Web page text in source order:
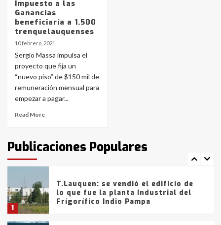
Impuesto a las
Ganancias
beneficiaría a 1.500
trenquelauquenses
10 febrero, 2021
Sergio Massa impulsa el
proyecto que fija un
“nuevo piso” de $150 mil de
remuneración mensual para
empezar a pagar...
Read More
Publicaciones Populares
5
Los precios de los combustibles en
La Pampa, desde YPF hasta Axion
entre 857 a 1338 pesos
6
La Bolsa de Cereales de Bahía
Blanca anticipa que Agosto vendrá
con lluvias y heladas, en gran parte
de la provincia
fueron detenidos por
comercialización de drogas en la
tarde del sábado
1
T.Lauquen: se vendió el edificio de
lo que fue la planta Industrial del
Frígorífico Indio Pampa